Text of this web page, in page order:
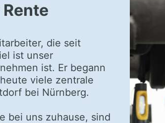
die seit
ist unser
ist. Er begann
viele zentrale
bei Nürnberg.
bei uns zuhause, sind